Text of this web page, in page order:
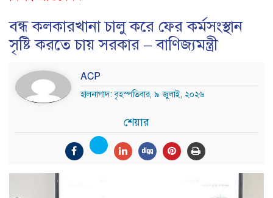
বন্ধ কলকারখানা চালু করে ফের কর্মসংস্থান
সৃষ্টি করতে চায় সরকার – বাণিজ্যমন্ত্রী
ACP
হালনাগাদ: বৃহস্পতিবার, ৯ জুলাই, ২০২৬
শেয়ার